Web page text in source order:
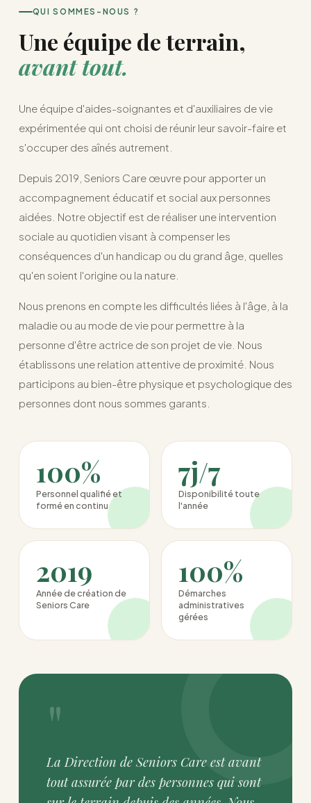
QUI SOMMES-NOUS ?
Une équipe de terrain,
avant tout.
Une équipe d'aides-soignantes et d'auxiliaires de vie
expérimentée qui ont choisi de réunir leur savoir-faire et
s'occuper des aînés autrement.
Depuis 2019, Seniors Care œuvre pour apporter un
accompagnement éducatif et social aux personnes
aidées. Notre objectif est de réaliser une intervention
sociale au quotidien visant à compenser les
conséquences d'un handicap ou du grand âge, quelles
qu'en soient l'origine ou la nature.
Nous prenons en compte les difficultés liées à l'âge, à la
maladie ou au mode de vie pour permettre à la
personne d'être actrice de son projet de vie. Nous
établissons une relation attentive de proximité. Nous
participons au bien-être physique et psychologique des
personnes dont nous sommes garants.
100%
Personnel qualifié et
formé en continu
7j/7
Disponibilité toute
l'année
2019
Année de création de
Seniors Care
100%
Démarches
administratives
gérées
"
La Direction de Seniors Care est avant
tout assurée par des personnes qui sont